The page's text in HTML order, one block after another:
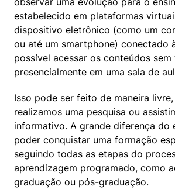
estabelecido em plataformas
dispositivo eletrônico (como um
ou até um smartphone) conectado
possível acessar os conteúdos
presencialmente em uma sala de
Isso pode ser feito de maneira
realizamos uma pesquisa ou
informativo. A grande diferença do
poder conquistar uma formação
seguindo todas as etapas do
aprendizagem programado, como
graduação ou pós-graduação.